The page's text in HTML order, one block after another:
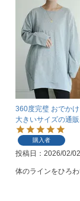
360度完璧 おでか
大きいサイズの通
購入者
投稿日 2026/02/02
体のラインをひろ